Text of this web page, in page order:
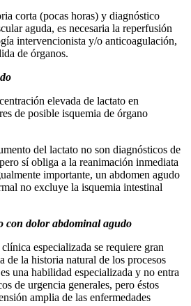
corta (pocas horas) y diagnóstico
aguda, es necesaria la reperfusión
intervencionista y/o anticoagulación,
de órganos.
elevada de lactato en
de posible isquemia de órgano
del lactato no son diagnósticos de
sí obliga a la reanimación inmediata
importante, un abdomen agudo
no excluye la isquemia intestinal
con dolor abdominal agudo
especializada se requiere gran
de la historia natural de los procesos
una habilidad especializada y no entra
de urgencia generales, pero éstos
amplia de las enfermedades